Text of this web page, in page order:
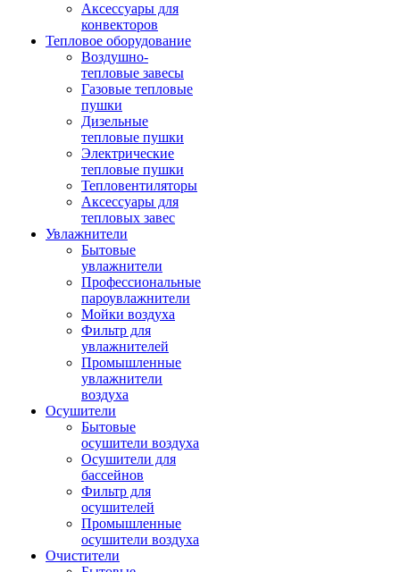
Аксессуары для
конвекторов
Тепловое оборудование
Воздушно-
тепловые завесы
Газовые тепловые
пушки
Дизельные
тепловые пушки
Электрические
тепловые пушки
Тепловентиляторы
Аксессуары для
тепловых завес
Увлажнители
Бытовые
увлажнители
Профессиональные
пароувлажнители
Мойки воздуха
Фильтр для
увлажнителей
Промышленные
увлажнители
воздуха
Осушители
Бытовые
осушители воздуха
Осушители для
бассейнов
Фильтр для
осушителей
Промышленные
осушители воздуха
Очистители